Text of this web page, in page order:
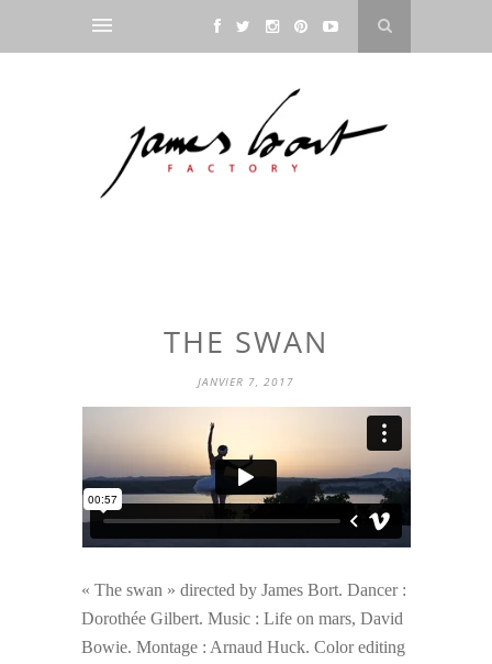
THE SWAN
JANVIER 7, 2017
« The swan » directed by James Bort. Dancer :
Dorothée Gilbert. Music : Life on mars, David
Bowie. Montage : Arnaud Huck. Color editing